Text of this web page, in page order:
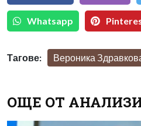
Whatsapp
Тагове: Вероника
ОЩЕ ОТ